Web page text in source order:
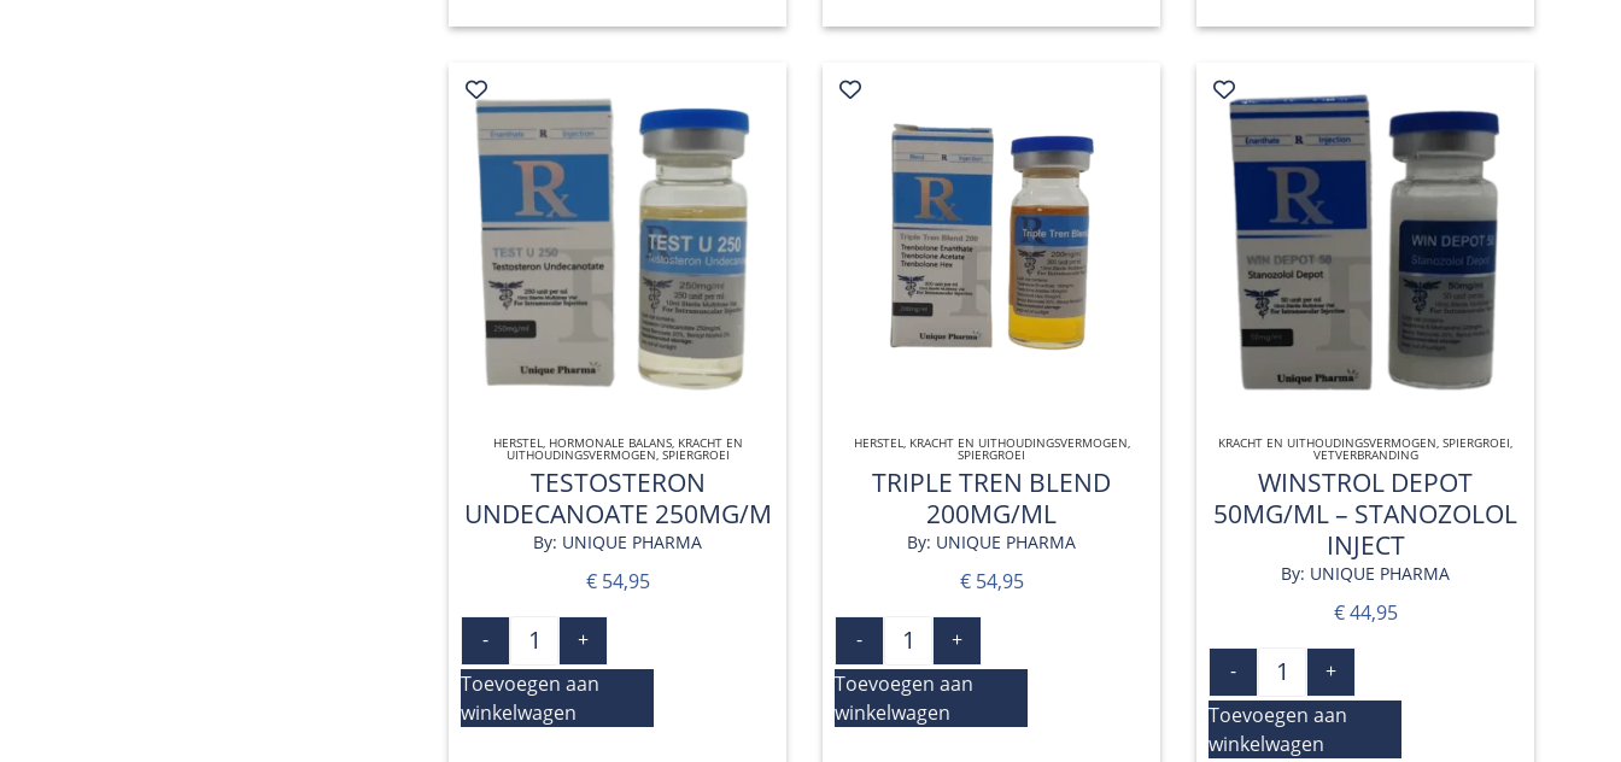
QUICK VIEW
HERSTEL HORMONALE BALANS, KRACHT EN
UITHOUDINGSVERMOGEN SPIERGROEI
TESTOSTERON
UNDECANOATE 250MG/M
By: UNIQUE PHARMA
€54,95
-
+
Toevoegen aan
winkelwagen
QUICK VIEW
HERSTEL KRACHT EN UITHOUDINGSVERMOGEN
SPIERGROEI
TRIPLE TREN BLEND
200MG/ML
By: UNIQUE PHARMA
€54,95
-
+
Toevoegen aan
winkelwagen
QUICK VIEW
KRACHT EN UITHOUDINGSVERMOGEN SPIERGROEI
VETVERBRANDING
WINSTROL DEPOT
50MG/ML – STANOZOLOL
INJECT
By: UNIQUE PHARMA
€44,95
-
+
Toevoegen aan
winkelwagen